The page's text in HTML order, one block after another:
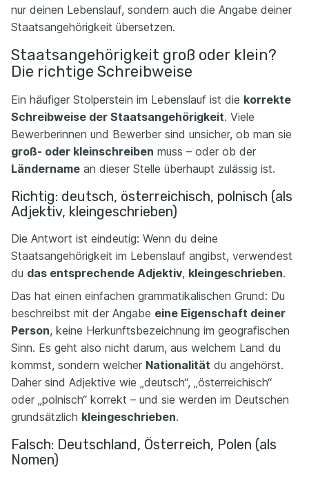
nur deinen Lebenslauf, sondern auch die Angabe deiner
Staatsangehörigkeit übersetzen.
Staatsangehörigkeit groß oder klein?
Die richtige Schreibweise
Ein häufiger Stolperstein im Lebenslauf ist die korrekte
Schreibweise der Staatsangehörigkeit. Viele
Bewerberinnen und Bewerber sind unsicher, ob man sie
groß- oder kleinschreiben muss – oder ob der
Ländername an dieser Stelle überhaupt zulässig ist.
Richtig: deutsch, österreichisch, polnisch (als
Adjektiv, kleingeschrieben)
Die Antwort ist eindeutig: Wenn du deine
Staatsangehörigkeit im Lebenslauf angibst, verwendest
du das entsprechende Adjektiv, kleingeschrieben.
Das hat einen einfachen grammatikalischen Grund: Du
beschreibst mit der Angabe eine Eigenschaft deiner
Person, keine Herkunftsbezeichnung im geografischen
Sinn. Es geht also nicht darum, aus welchem Land du
kommst, sondern welcher Nationalität du angehörst.
Daher sind Adjektive wie „deutsch“, „österreichisch“
oder „polnisch“ korrekt – und sie werden im Deutschen
grundsätzlich kleingeschrieben.
Falsch: Deutschland, Österreich, Polen (als
Nomen)